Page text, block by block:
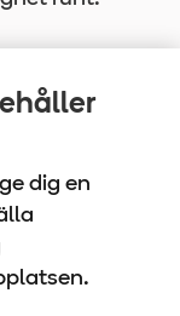
dig en
29 Norrtälje